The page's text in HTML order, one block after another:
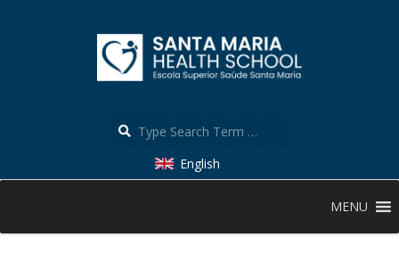
English
Menu
MENU